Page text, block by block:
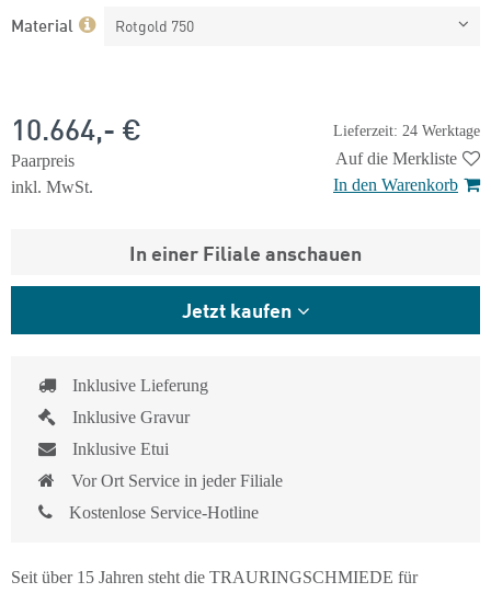
Material Rotgold 750
Lieferzeit: 24 Werktage
10.664,- €
Paarpreis
inkl. MwSt.
Auf die Merkliste
In den Warenkorb
In einer Filiale anschauen
Jetzt kaufen
Inklusive Lieferung
Inklusive Gravur
Inklusive Etui
Vor Ort Service in jeder Filiale
Kostenlose Service-Hotline
Seit über 15 Jahren steht die TRAURINGSCHMIEDE für